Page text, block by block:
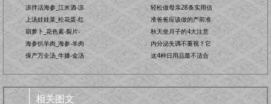
凉拌活海参_江米酒-凉
上汤娃娃菜_松花蛋-红
胡萝卜_花色素-裂片-
海参扒羊肉_海参-羊肉
保产万全汤_牛膝-金汤
轻松做母亲28条实用信
准爸爸应该做的产前准
秋天坐月子的4大注意
内分泌失调不重视？它
这4种日用品最不适合
相关图文